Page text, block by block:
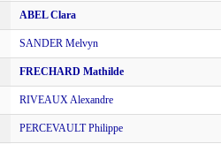
ABEL Clara
SANDER Melvyn
FRECHARD Mathilde
RIVEAUX Alexandre
PERCEVAULT Philippe